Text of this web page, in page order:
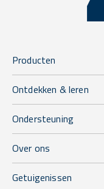
Producten
Ontdekken & leren
Ondersteuning
Over ons
Getuigenissen